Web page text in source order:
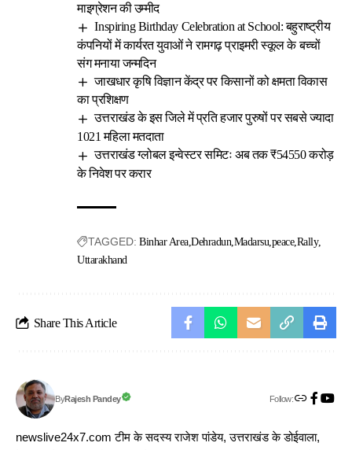
माइग्रेशन की उम्मीद
Inspiring Birthday Celebration at School: बहुराष्ट्रीय
कंपनियों में कार्यरत युवाओं ने रामगढ़ प्राइमरी स्कूल के बच्चों
संग मनाया जन्मदिन
जाखधार कृषि विज्ञान केंद्र पर किसानों को क्षमता विकास
का प्रशिक्षण
उत्तराखंड के इस जिले में प्रति हजार पुरुषों पर सबसे ज्यादा
1021 महिला मतदाता
उत्तराखंड ग्लोबल इन्वेस्टर समिटः अब तक ₹54550 करोड़
के निवेश पर करार
TAGGED: Binhar Area Dehradun Madarsu peace Rally
Uttarakhand
Share This Article
ByRajesh Pandey Follow:
newslive24x7.com टीम के सदस्य राजेश पांडेय, उत्तराखंड के डोईवाला,